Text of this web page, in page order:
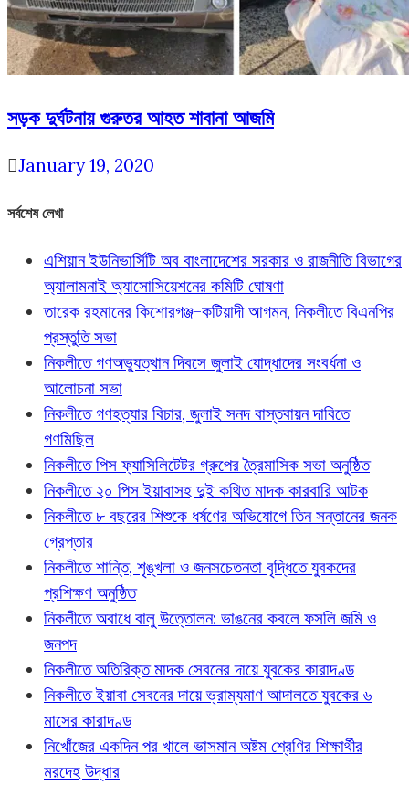
সড়ক দুর্ঘটনায় গুরুতর আহত শাবানা আজমি
January 19, 2020
সর্বশেষ লেখা
এশিয়ান ইউনিভার্সিটি অব বাংলাদেশের সরকার ও রাজনীতি বিভাগের
অ্যালামনাই অ্যাসোসিয়েশনের কমিটি ঘোষণা
তারেক রহমানের কিশোরগঞ্জ-কটিয়াদী আগমন, নিকলীতে বিএনপির
প্রস্তুতি সভা
নিকলীতে গণঅভ্যুত্থান দিবসে জুলাই যোদ্ধাদের সংবর্ধনা ও
আলোচনা সভা
নিকলীতে গণহত্যার বিচার, জুলাই সনদ বাস্তবায়ন দাবিতে
গণমিছিল
নিকলীতে পিস ফ্যাসিলিটেটর গ্রুপের ত্রৈমাসিক সভা অনুষ্ঠিত
নিকলীতে ২০ পিস ইয়াবাসহ দুই কথিত মাদক কারবারি আটক
নিকলীতে ৮ বছরের শিশুকে ধর্ষণের অভিযোগে তিন সন্তানের জনক
গ্রেপ্তার
নিকলীতে শান্তি, শৃঙ্খলা ও জনসচেতনতা বৃদ্ধিতে যুবকদের
প্রশিক্ষণ অনুষ্ঠিত
নিকলীতে অবাধে বালু উত্তোলন: ভাঙনের কবলে ফসলি জমি ও
জনপদ
নিকলীতে অতিরিক্ত মাদক সেবনের দায়ে যুবকের কারাদণ্ড
নিকলীতে ইয়াবা সেবনের দায়ে ভ্রাম্যমাণ আদালতে যুবকের ৬
মাসের কারাদণ্ড
নিখোঁজের একদিন পর খালে ভাসমান অষ্টম শ্রেণির শিক্ষার্থীর
মরদেহ উদ্ধার